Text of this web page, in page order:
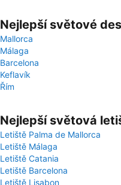
Nejlepší světové
Mallorca
Málaga
Barcelona
Keflavík
Řím
Nejlepší světová
Letiště Palma de Mallorca
Letiště Málaga
Letiště Catania
Letiště Barcelona
Letiště Lisabon